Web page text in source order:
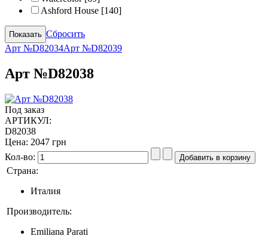
Ashford House [140]
Сбросить
Арт №D82034Арт №D82039
Арт №D82038
Под заказ
АРТИКУЛ:
D82038
Цена: 2047 грн
Кол-во:
Страна:
Италия
Производитель:
Emiliana Parati